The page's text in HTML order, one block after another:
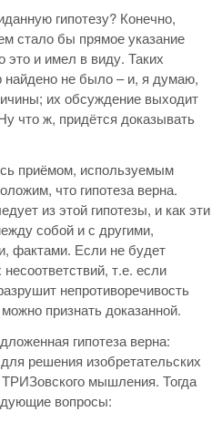
гипотезу? Конечно,
стало бы прямое указание
и имел в виду. Таких
найдено не было – и, я думаю,
их обсуждение выходит
что ж, придётся доказывать
приёмом, используемым
что гипотеза верна.
из этой гипотезы, и как эти
собой и с другими,
фактами. Если не будет
т.е. если
непротиворечивость
признать доказанной.
гипотеза верна:
решения изобретательских
мышления. Тогда
вопросы: